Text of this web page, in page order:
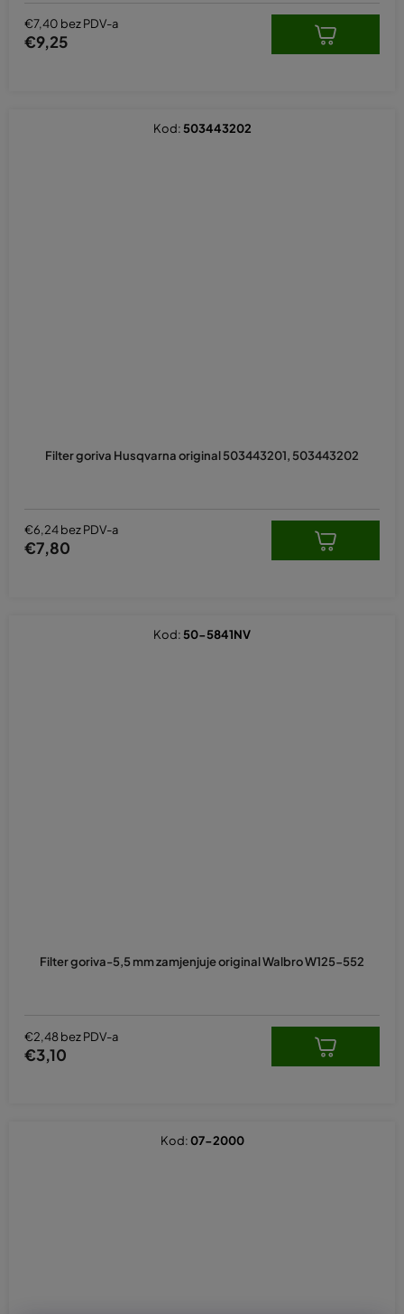
€7,40 bez PDV-a
€9,25
Filter goriva Husqvarna original 503443201, 503443202
€6,24 bez PDV-a
€7,80
Kod: 503443202
Filter goriva-5,5 mm zamjenjuje original Walbro W125-552
€2,48 bez PDV-a
€3,10
Kod: 50-5841NV
Kod:07-2000